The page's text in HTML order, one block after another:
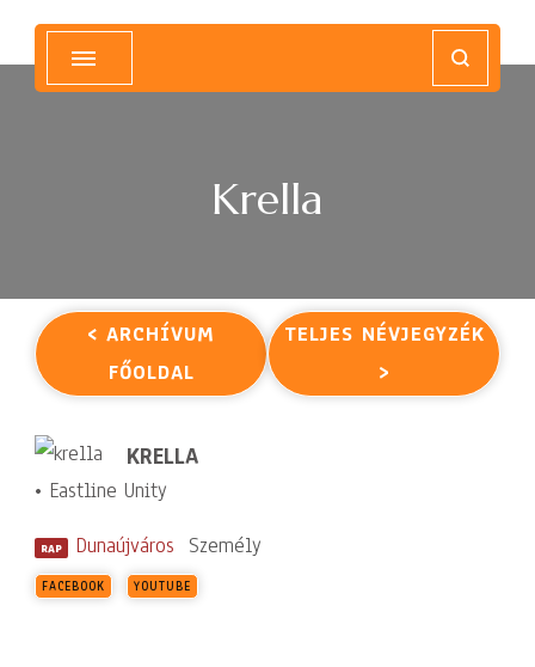
Krella
< ARCHÍVUM
FŐOLDAL
TELJES NÉVJEGYZÉK
>
KRELLA
• Eastline Unity
RAP Dunaújváros Személy
FACEBOOK YOUTUBE